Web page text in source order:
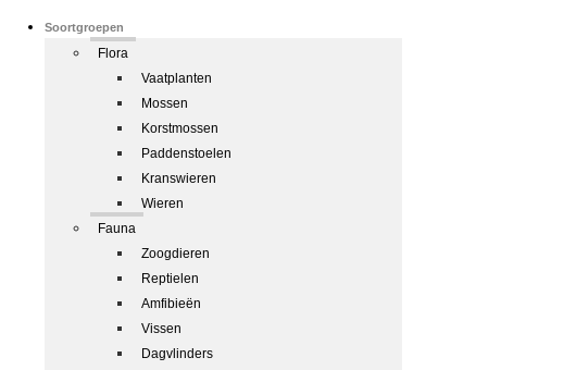
Soortgroepen
Flora
Vaatplanten
Mossen
Korstmossen
Paddenstoelen
Kranswieren
Wieren
Fauna
Zoogdieren
Reptielen
Amfibieën
Vissen
Dagvlinders